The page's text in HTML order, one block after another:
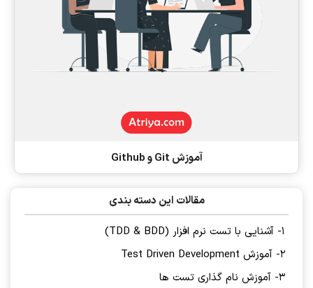
آموزش Git و Github
مقالات این دسته بندی
1- آشنایی با تست نرم افزار (TDD & BDD)
2- آموزش Test Driven Development
3- آموزش نام گذاری تست ها